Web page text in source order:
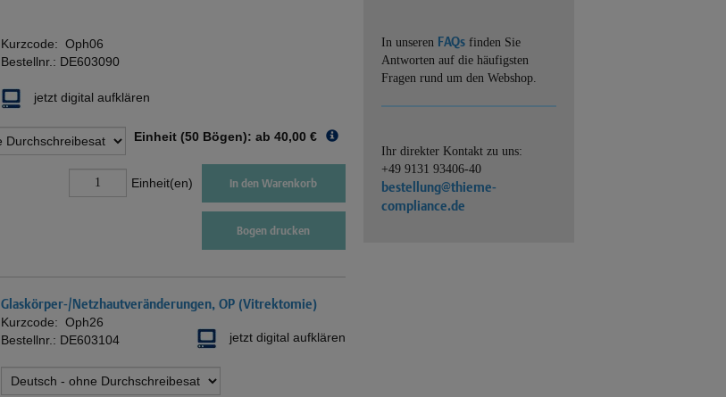
Kurzcode: Oph06
Bestellnr.: DE603090
jetzt digital aufklären
Einheit (50 Bögen): ab 40,00 €
Einheit(en) In den Warenkorb
Bogen drucken
Glaskörper-/Netzhautveränderungen, OP (Vitrektomie)
Kurzcode: Oph26
Bestellnr.: DE603104 jetzt digital aufklären
In unseren FAQs finden Sie
Antworten auf die häufigsten
Fragen rund um den Webshop.
Ihr direkter Kontakt zu uns:
+49 9131 93406-40
bestellung@thieme-
compliance.de